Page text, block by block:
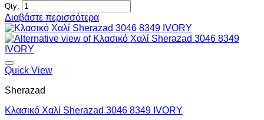
Qty:
Διαβάστε περισσότερα
Quick View
Sherazad
Κλασικό Χαλί Sherazad 3046 8349 IVORY